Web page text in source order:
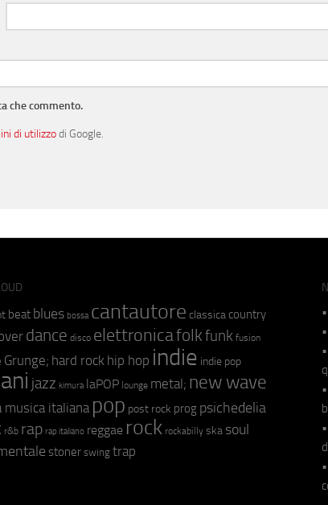
che commento.
di utilizzodi Google.
beat blues bossa cantautore classica country
dance disco elettronicafolkfunk fusion
Grunge; hard rock hip hop indie indie pop
jazz kimura laPOP lounge metal; new wave
musica italiana pop post rock prog psichedelia
r&b rap rap italiano reggae rock rockabilly ska soul
stoner swing trap